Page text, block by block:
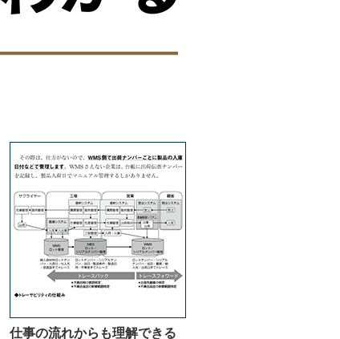
仕事の流れからも理解できる